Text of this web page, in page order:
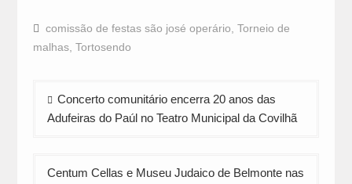
Facebook
(Opens
in
new
WhatsApp
(Opens
in
new
Twitter
(Opens
comissão de festas são josé operário Torneio de
malhas, Tortosendo
Navegação
de
Concerto comunitário encerra 20 anos das
Adufeiras do Paúl no Teatro Municipal da Covilhã
Centum Cellas e Museu Judaico de Belmonte nas